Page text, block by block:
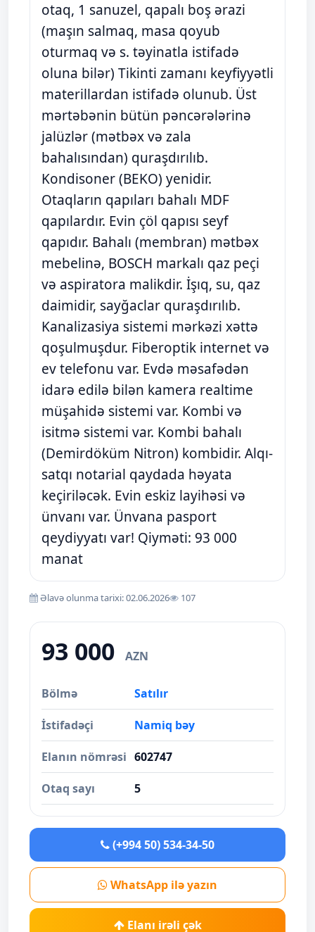
otaq, 1 sanuzel, qapalı boş ərazi
(maşın salmaq, masa qoyub
oturmaq və s. təyinatla istifadə
oluna bilər) Tikinti zamanı keyfiyyətli
materillardan istifadə olunub. Üst
mərtəbənin bütün pəncərələrinə
jalüzlər (mətbəx və zala
bahalısından) quraşdırılıb.
Kondisoner (BEKO) yenidir.
Otaqların qapıları bahalı MDF
qapılardır. Evin çöl qapısı seyf
qapıdır. Bahalı (membran) mətbəx
mebelinə, BOSCH markalı qaz peçi
və aspiratora malikdir. İşıq, su, qaz
daimidir, sayğaclar quraşdırılıb.
Kanalizasiya sistemi mərkəzi xəttə
qoşulmuşdur. Fiberoptik internet və
ev telefonu var. Evdə məsafədən
idarə edilə bilən kamera realtime
müşahidə sistemi var. Kombi və
isitmə sistemi var. Kombi bahalı
(Demirdöküm Nitron) kombidir. Alqı-
satqı notarial qaydada həyata
keçiriləcək. Evin eskiz layihəsi və
ünvanı var. Ünvana pasport
qeydiyyatı var! Qiyməti: 93 000
manat
Əlavə olunma tarixi: 02.06.2026 107
93 000 AZN
Bölmə Satılır
İstifadəçi Namiq bəy
Elanın nömrəsi 602747
Otaq sayı 5
(+994 50) 534-34-50
WhatsApp ilə yazın
Elanı irəli çək